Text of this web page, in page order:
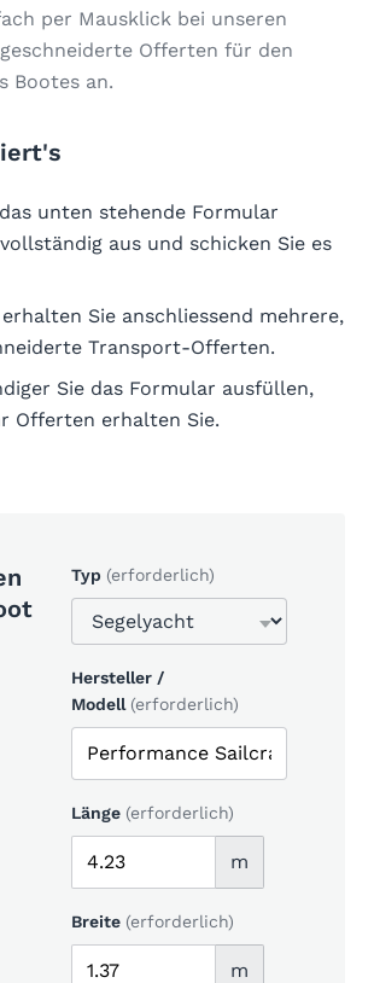
per Mausklick bei unseren
Offerten für den
Bootes an.
unten stehende Formular
aus und schicken Sie es
Sie anschliessend mehrere,
Transport-Offerten.
Sie das Formular ausfüllen,
Offerten erhalten Sie.
Typ (erforderlich)
Hersteller /
Modell (erforderlich)
Länge (erforderlich)
m
Breite (erforderlich)
m